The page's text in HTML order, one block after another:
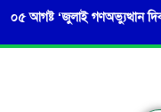
আগষ্ট ‘জুলাই গণঅভ্যুত্থান দিবস-